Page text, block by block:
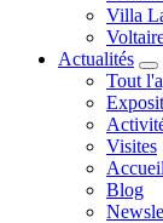
Villa
Actualités
Tout
Visites
Blog